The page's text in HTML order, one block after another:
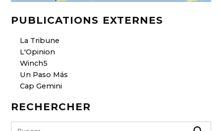
PUBLICATIONS EXTERNES
La Tribune
L'Opinion
Winch5
Un Paso Más
Cap Gemini
RECHERCHER